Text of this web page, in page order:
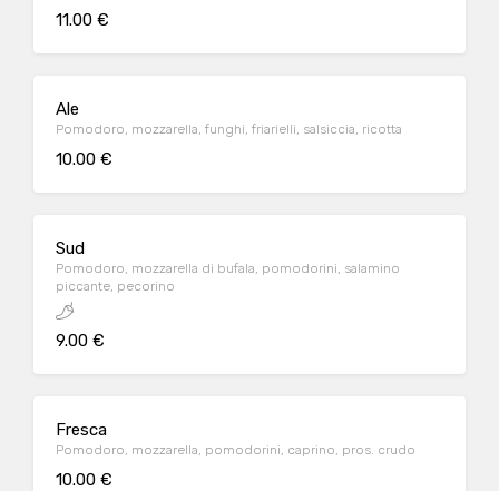
11.00 €
Ale
Pomodoro, mozzarella, funghi, friarielli, salsiccia, ricotta
10.00 €
Sud
Pomodoro, mozzarella di bufala, pomodorini, salamino
piccante, pecorino
9.00 €
Fresca
Pomodoro, mozzarella, pomodorini, caprino, pros. crudo
10.00 €